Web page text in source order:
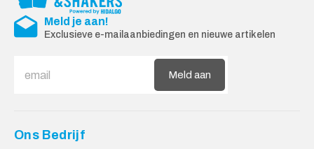
Meld je aan!
Exclusieve e-mailaanbiedingen en nieuwe artikelen
Meld aan
Ons Bedrijf